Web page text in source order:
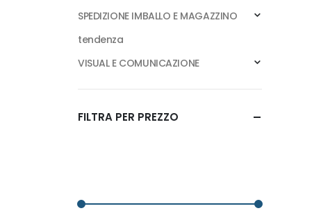
SPEDIZIONE IMBALLO E MAGAZZINO
tendenza
VISUAL E COMUNICAZIONE
FILTRA PER PREZZO